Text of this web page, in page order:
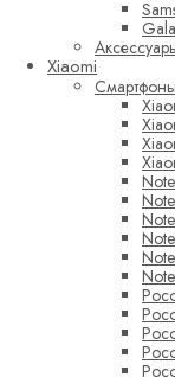
Xiaomi